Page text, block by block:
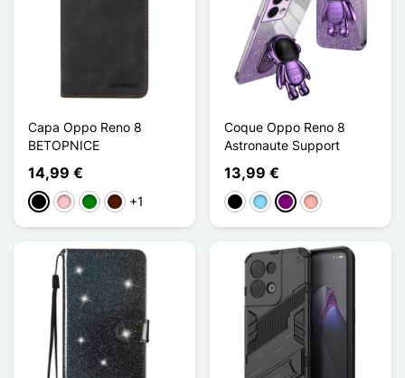
Capa Oppo Reno 8
BETOPNICE
14,99 €
PretoRosaVerdeCastanho escuro
+1
Coque Oppo Reno 8
Astronaute Support
13,99 €
PretoAzul Claro
PúrpuraOuro rosa